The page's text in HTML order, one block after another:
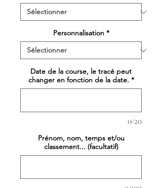
Personnalisation *
Date de la course, le tracé peut
changer en fonction de la date. *
0/20
Prénom, nom, temps et/ou
classement... (facultatif)